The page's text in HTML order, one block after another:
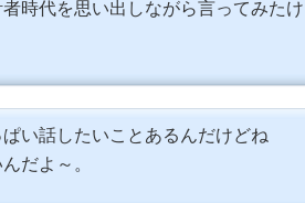
時代を思い出しながら言ってみたけ
い話したいことあるんだけどね
だよ～。